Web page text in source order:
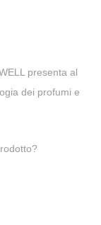
presenta al
dei profumi e